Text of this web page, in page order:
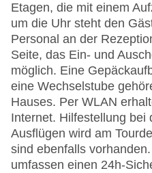
Etagen, die mit einem
um die Uhr steht den
Personal an der
Seite, das Ein- und
möglich. Eine
eine Wechselstube
Hauses. Per WLAN
Internet. Hilfestellung bei
Ausflügen wird am
sind ebenfalls
umfassen einen 24h-